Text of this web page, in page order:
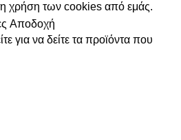
για να δείτε τα προϊόντα που
χρήση των cookies από εμάς.
Αποδοχή